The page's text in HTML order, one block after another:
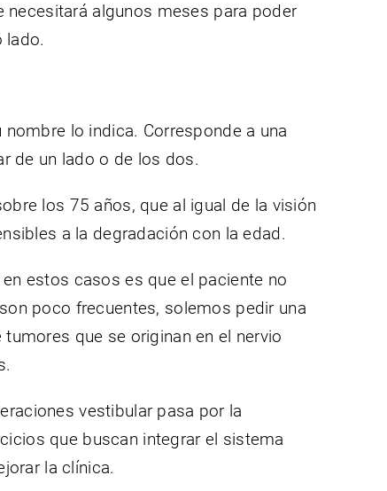
necesitará algunos meses para poder
lado.
lo indica. Corresponde a una
de un lado o de los dos.
los 75 años, que al igual de la visión
a la degradación con la edad.
estos casos es que el paciente no
poco frecuentes, solemos pedir una
que se originan en el nervio
vestibular pasa por la
que buscan integrar el sistema
la clínica.